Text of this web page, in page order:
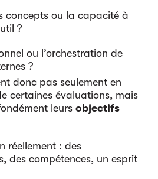
concepts ou la capacité à
?
ou l’orchestration de
?
donc pas seulement en
certaines évaluations, mais
leurs objectifs
réellement : des
des compétences, un esprit